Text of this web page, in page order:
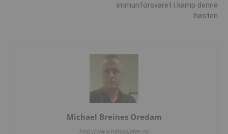
immunforsvaret i kamp denne
høsten
Michael Breines Oredam
http://www.helsesjefen.no